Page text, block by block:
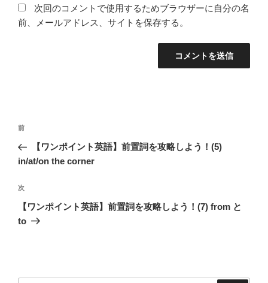
次回のコメントで使用するためブラウザーに自分の名
前、メールアドレス、サイトを保存する。
投
ナ
ゲ
ー
シ
前
の
投
前
【ワンポイント英語】前置詞を攻略しよう！(5)
in/at/on the corner
次
の
投
次
【ワンポイント英語】前置詞を攻略しよう！(7) from と
to